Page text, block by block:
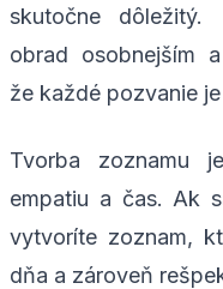
skutočne
obrad osobnejším
že každé pozvanie
Tvorba zoznamu
empatiu a čas. Ak
vytvoríte zoznam,
dňa a zároveň